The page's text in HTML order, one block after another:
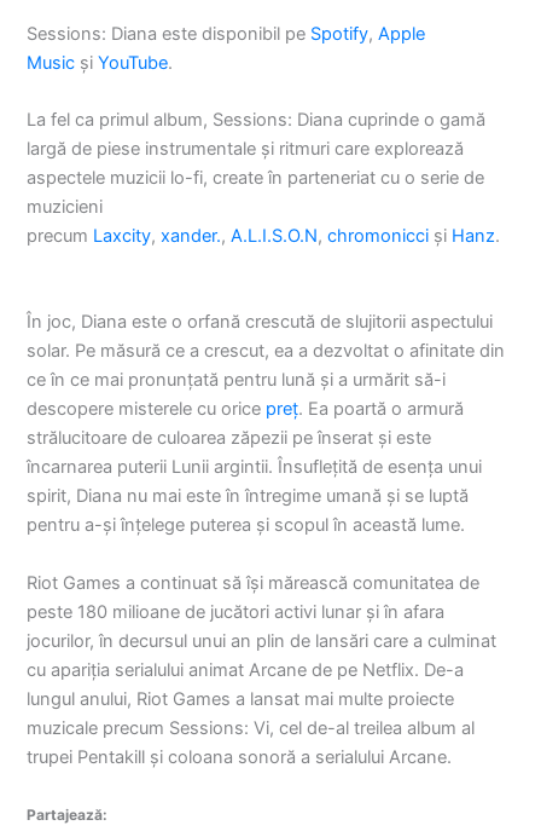
Sessions: Diana este disponibil pe Spotify,Apple
Music șiYouTube.
La fel ca primul album, Sessions: Diana cuprinde o gamă
largă de piese instrumentale și ritmuri care explorează
aspectele muzicii lo-fi, create în parteneriat cu o serie de
muzicieni
precum Laxcity,xander.,A.L.I.S.O.N,chromonicci și Hanz.
În joc, Diana este o orfană crescută de slujitorii aspectului
solar. Pe măsură ce a crescut, ea a dezvoltat o afinitate din
ce în ce mai pronunțată pentru lună și a urmărit să-i
descopere misterele cu orice preț. Ea poartă o armură
strălucitoare de culoarea zăpezii pe înserat și este
încarnarea puterii Lunii argintii. Însuflețită de esența unui
spirit, Diana nu mai este în întregime umană și se luptă
pentru a-și înțelege puterea și scopul în această lume.
Riot Games a continuat să își mărească comunitatea de
peste 180 milioane de jucători activi lunar și în afara
jocurilor, în decursul unui an plin de lansări care a culminat
cu apariția serialului animat Arcane de pe Netflix. De-a
lungul anului, Riot Games a lansat mai multe proiecte
muzicale precum Sessions: Vi, cel de-al treilea album al
trupei Pentakill și coloana sonoră a serialului Arcane.
Partajează: